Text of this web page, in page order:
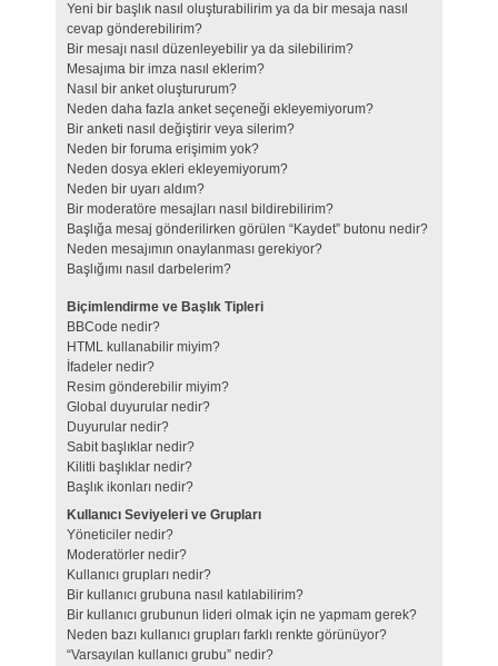
Yeni bir başlık nasıl oluşturabilirim ya da bir mesaja nasıl
cevap gönderebilirim?
Bir mesajı nasıl düzenleyebilir ya da silebilirim?
Mesajıma bir imza nasıl eklerim?
Nasıl bir anket oluştururum?
Neden daha fazla anket seçeneği ekleyemiyorum?
Bir anketi nasıl değiştirir veya silerim?
Neden bir foruma erişimim yok?
Neden dosya ekleri ekleyemiyorum?
Neden bir uyarı aldım?
Bir moderatöre mesajları nasıl bildirebilirim?
Başlığa mesaj gönderilirken görülen “Kaydet” butonu nedir?
Neden mesajımın onaylanması gerekiyor?
Başlığımı nasıl darbelerim?
Biçimlendirme ve Başlık Tipleri
BBCode nedir?
HTML kullanabilir miyim?
İfadeler nedir?
Resim gönderebilir miyim?
Global duyurular nedir?
Duyurular nedir?
Sabit başlıklar nedir?
Kilitli başlıklar nedir?
Başlık ikonları nedir?
Kullanıcı Seviyeleri ve Grupları
Yöneticiler nedir?
Moderatörler nedir?
Kullanıcı grupları nedir?
Bir kullanıcı grubuna nasıl katılabilirim?
Bir kullanıcı grubunun lideri olmak için ne yapmam gerek?
Neden bazı kullanıcı grupları farklı renkte görünüyor?
“Varsayılan kullanıcı grubu” nedir?